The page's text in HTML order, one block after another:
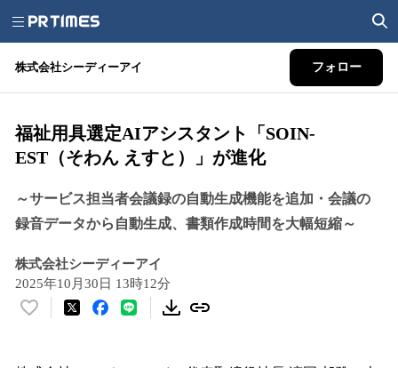
株式会社シーディーアイ フォロー
福祉用具選定AIアシスタント「SOIN-
EST（そわん えすと）」が進化
～サービス担当者会議録の自動生成機能を追加・会議の
録音データから自動生成、書類作成時間を大幅短縮～
株式会社シーディーアイ
2025年10月30日 13時12分
い